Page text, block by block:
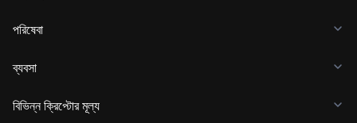
পরিষেবা
ব্যবসা
বিভিন্ন ক্রিপ্টোর মূল্য